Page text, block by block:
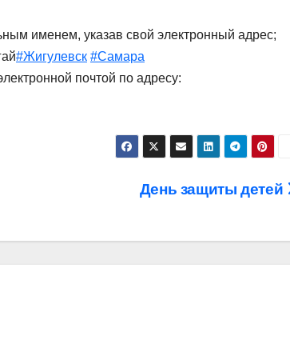
именем, указав свой электронный адрес;
#Жигулевск #Самара
почтой по адресу:
День защиты детей